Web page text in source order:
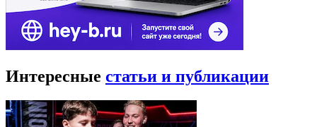
Интересные статьи и публикации